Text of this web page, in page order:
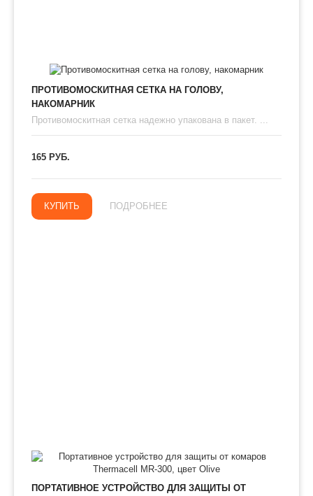
ПРОТИВОМОСКИТНАЯ СЕТКА НА ГОЛОВУ,
НАКОМАРНИК
Противомоскитная сетка надежно упакована в пакет. ...
165 РУБ.
КУПИТЬ ПОДРОБНЕЕ
ПОРТАТИВНОЕ УСТРОЙСТВО ДЛЯ ЗАЩИТЫ ОТ